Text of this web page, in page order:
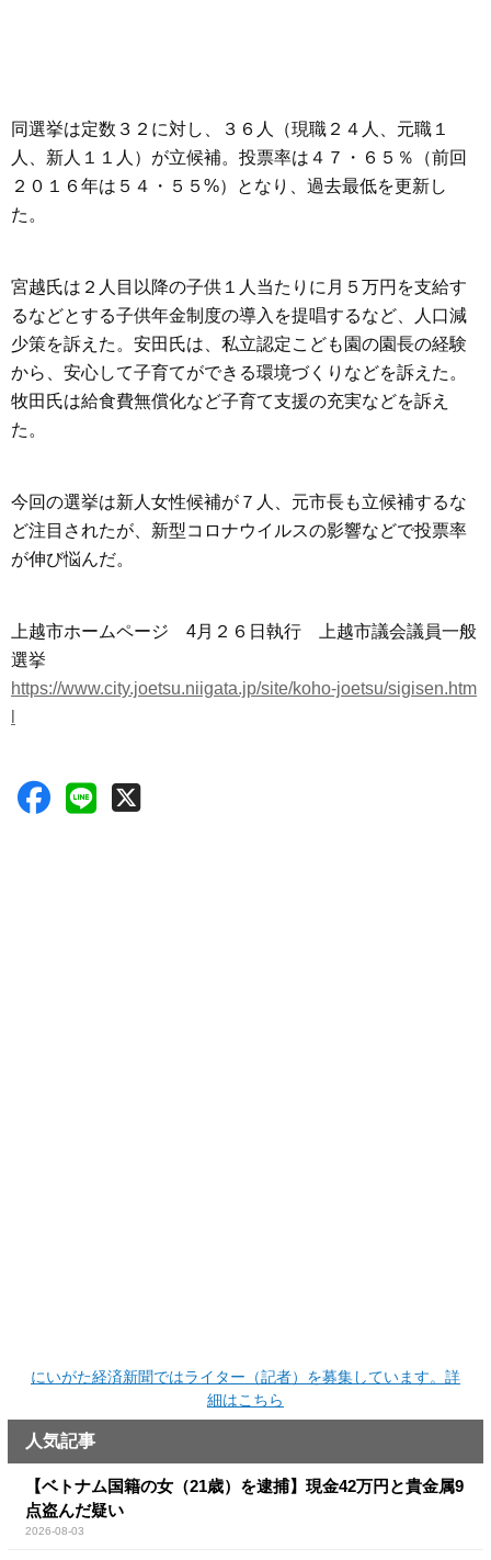
同選挙は定数３２に対し、３６人（現職２４人、元職１
人、新人１１人）が立候補。投票率は４７・６５％（前回
２０１６年は５４・５５%）となり、過去最低を更新し
た。
宮越氏は２人目以降の子供１人当たりに月５万円を支給す
るなどとする子供年金制度の導入を提唱するなど、人口減
少策を訴えた。安田氏は、私立認定こども園の園長の経験
から、安心して子育てができる環境づくりなどを訴えた。
牧田氏は給食費無償化など子育て支援の充実などを訴え
た。
今回の選挙は新人女性候補が７人、元市長も立候補するな
ど注目されたが、新型コロナウイルスの影響などで投票率
が伸び悩んだ。
上越市ホームページ 4月２６日執行 上越市議会議員一般
選挙
https://www.city.joetsu.niigata.jp/site/koho-joetsu/sigisen.htm
にいがた経済新聞ではライター（記者）を募集しています。詳
細はこちら
人気記事
【ベトナム国籍の女（21歳）を逮捕】現金42万円と貴金属9
点盗んだ疑い
2026-08-03